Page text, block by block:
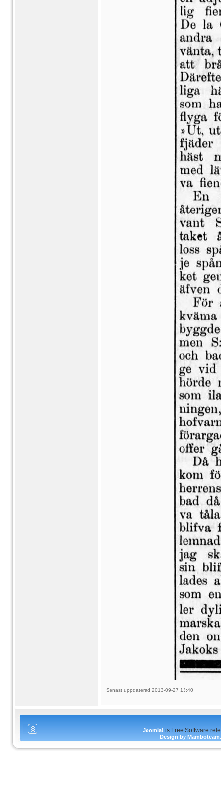
Senast uppdaterad 2013-09-27 13:40
Joomla! is Free Software
Design by